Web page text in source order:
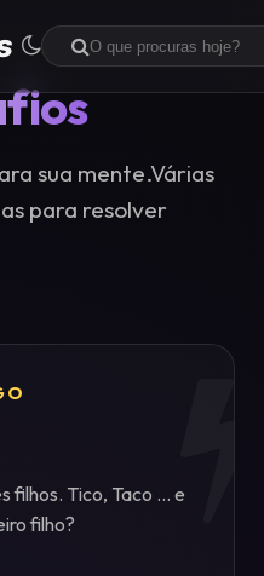
sua mente.Várias
para resolver
filhos. Tico, Taco ... e
filho?